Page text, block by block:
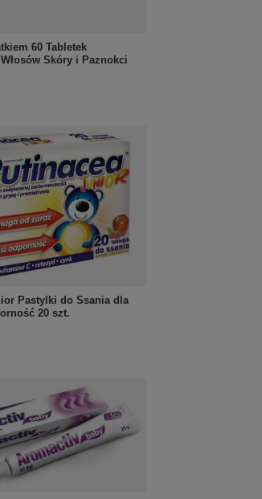
60 Tabletek
Skóry i Paznokci
Pastylki do Ssania dla
20 szt.